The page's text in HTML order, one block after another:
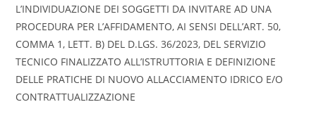
L’INDIVIDUAZIONE DEI SOGGETTI DA INVITARE AD UNA
PROCEDURA PER L’AFFIDAMENTO, AI SENSI DELL’ART. 50,
COMMA 1, LETT. B) DEL D.LGS. 36/2023, DEL SERVIZIO
TECNICO FINALIZZATO ALL’ISTRUTTORIA E DEFINIZIONE
DELLE PRATICHE DI NUOVO ALLACCIAMENTO IDRICO E/O
CONTRATTUALIZZAZIONE